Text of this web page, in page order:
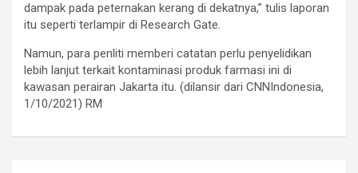
dampak pada peternakan kerang di dekatnya,” tulis laporan
itu seperti terlampir di Research Gate.
Namun, para penliti memberi catatan perlu penyelidikan
lebih lanjut terkait kontaminasi produk farmasi ini di
kawasan perairan Jakarta itu. (dilansir dari CNNIndonesia,
1/10/2021) RM